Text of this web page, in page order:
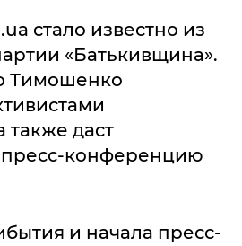
стало известно из
«Батькивщина».
Тимошенко
также даст
конференцию
и начала пресс-